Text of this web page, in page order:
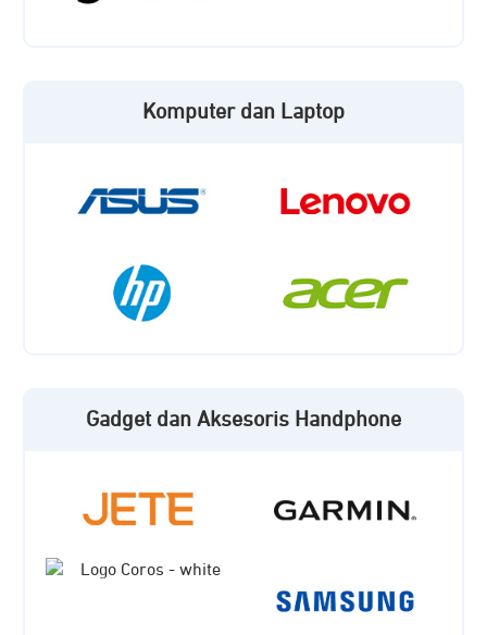
Komputer dan Laptop
Gadget dan Aksesoris Handphone